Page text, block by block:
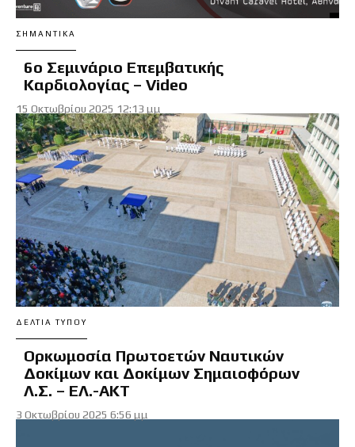
ΣΗΜΑΝΤΙΚΆ
6ο Σεμινάριο Επεμβατικής
Καρδιολογίας – Video
15 Οκτωβρίου 2025 12:13 μμ
ΔΕΛΤΊΑ ΤΎΠΟΥ
Ορκωμοσία Πρωτοετών Ναυτικών
Δοκίμων και Δοκίμων Σημαιοφόρων
Λ.Σ. – ΕΛ.-ΑΚΤ
3 Οκτωβρίου 2025 6:56 μμ